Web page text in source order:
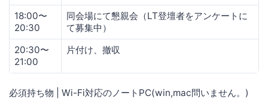
18:00〜
20:30
同会場にて懇親会（LT登壇者をアンケートに
て募集中）
20:30〜
21:00
片付け、撤収
必須持ち物 | Wi-Fi対応のノートPC(win,mac問いません。)